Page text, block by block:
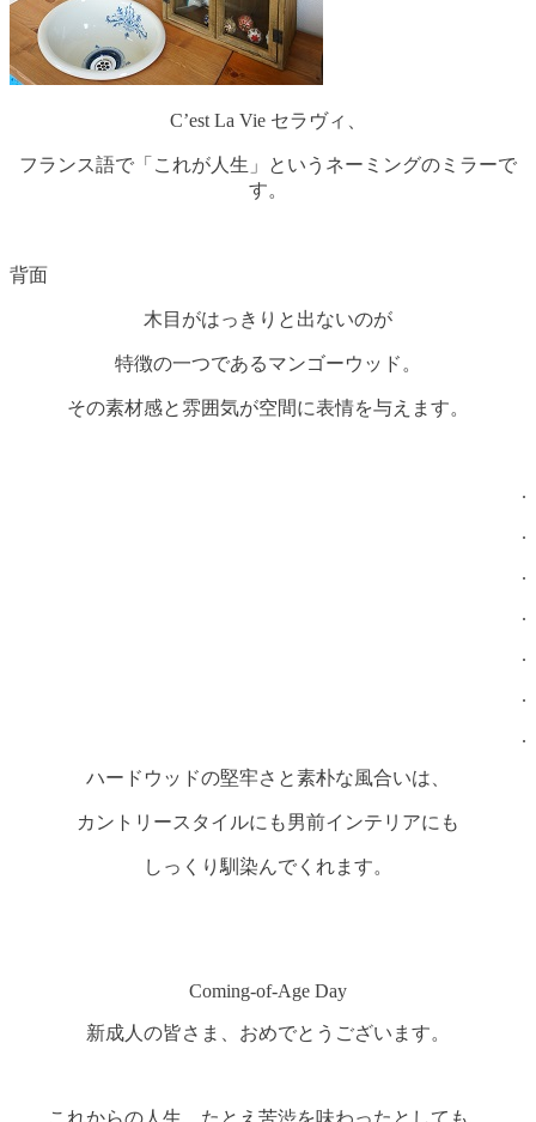
C’est La Vie セラヴィ、
フランス語で「これが人生」というネーミングのミラーで
す。
背面
木目がはっきりと出ないのが
特徴の一つであるマンゴーウッド。
その素材感と雰囲気が空間に表情を与えます。
.
.
.
.
.
.
.
ハードウッドの堅牢さと素朴な風合いは、
カントリースタイルにも男前インテリアにも
しっくり馴染んでくれます。
Coming-of-Age Day
新成人の皆さま、おめでとうございます。
これからの人生、たとえ苦渋を味わったとしても、